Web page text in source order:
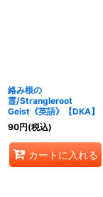
絡み根の
霊/Strangleroot
Geist《英語》【DKA】
90円(税込)
カートに入れる